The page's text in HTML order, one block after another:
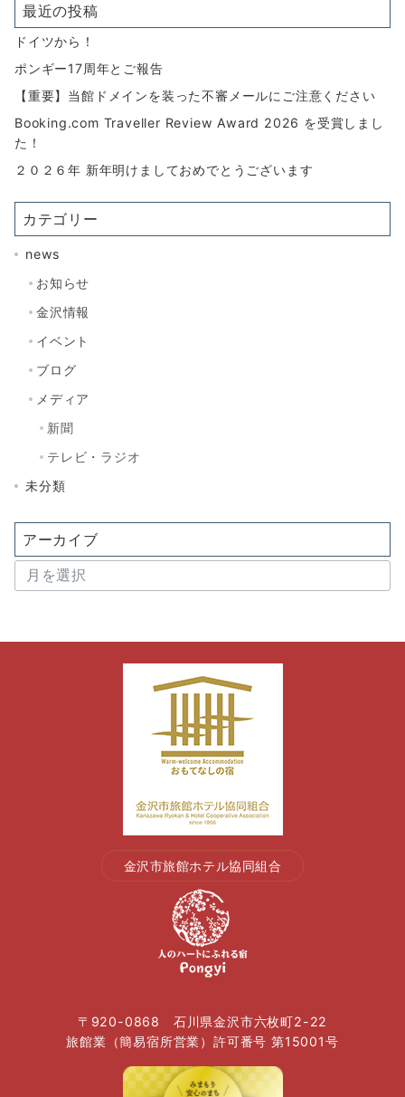
最近の投稿
ドイツから！
ポンギー17周年とご報告
【重要】当館ドメインを装った不審メールにご注意ください
Booking.com Traveller Review Award 2026 を受賞しまし
た！
２０２６年 新年明けましておめでとうございます
カテゴリー
news
お知らせ
金沢情報
イベント
ブログ
メディア
新聞
テレビ・ラジオ
未分類
アーカイブ
ー
金沢市旅館ホテル協同組合
〒920-0868 石川県金沢市六枚町2-22
旅館業（簡易宿所営業）許可番号 第15001号